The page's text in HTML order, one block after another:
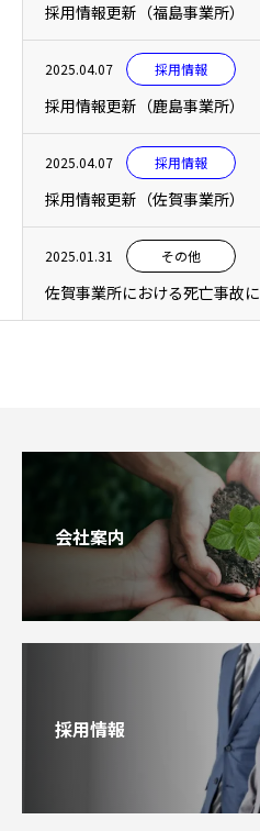
採用情報更新（福島事業所）
2025.04.07 採用情報
採用情報更新（鹿島事業所）
2025.04.07 採用情報
採用情報更新（佐賀事業所）
2025.01.31 その他
佐賀事業所における死亡事故
会社案内
採用情報